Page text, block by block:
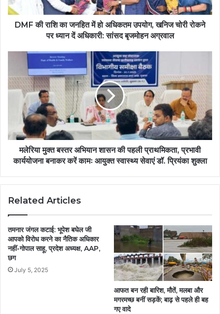
DMF की राशि का जनहित में हो अधिकतम उपयोग, खनिज चोरी रोकने
पर ध्यान दें अधिकारी: सांसद बृजमोहन अग्रवाल
मलेरिया मुक्त बस्तर अभियान शासन की पहली प्राथमिकता, प्रभावी
कार्ययोजना बनाकर करें कामः आयुक्त स्वास्थ्य सेवाएं डॉ. प्रियंका शुक्ला
Related Articles
तमनार जंगल कटाई: भूपेश बघेल जी
आपको विरोध करने का नैतिक अधिकार
नहीं-गोपाल साहू, प्रदेश अध्यक्ष, AAP,
छग
July 5, 2025
आफत बन रही बारिश, मौतें, मलबा और
मगरमच्छ बनीं सड़कें; बाढ़ से पहले ही बह
गए वादे